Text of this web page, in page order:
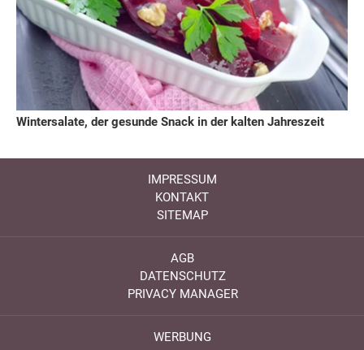
Wintersalate, der gesunde Snack in der kalten Jahreszeit
IMPRESSUM
KONTAKT
SITEMAP
AGB
DATENSCHUTZ
PRIVACY MANAGER
WERBUNG